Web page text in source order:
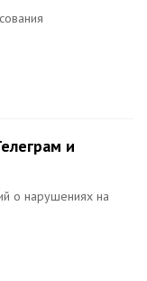
и
о нарушениях на